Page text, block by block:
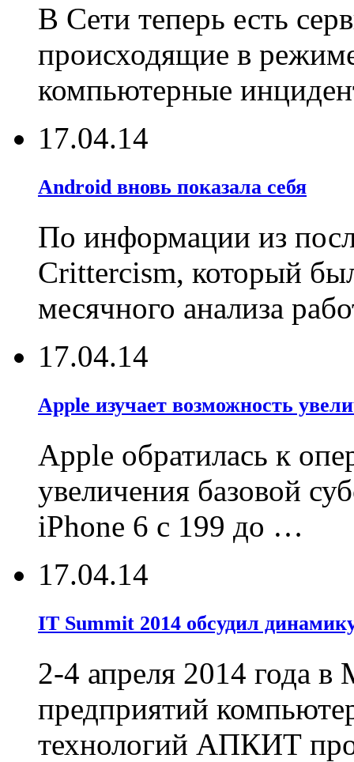
В Сети теперь есть
происходящие в
компьютерные
17.04.14
Android вновь показала себя
По информации из
Crittercism, который
месячного анализа
17.04.14
Apple изучает возможность
Apple обратилась к
увеличения базовой
iPhone 6 с 199 до …
17.04.14
IT Summit 2014 обсудил
2-4 апреля 2014 года
предприятий
технологий АПКИТ